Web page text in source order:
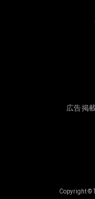
広告掲
Copyright ©